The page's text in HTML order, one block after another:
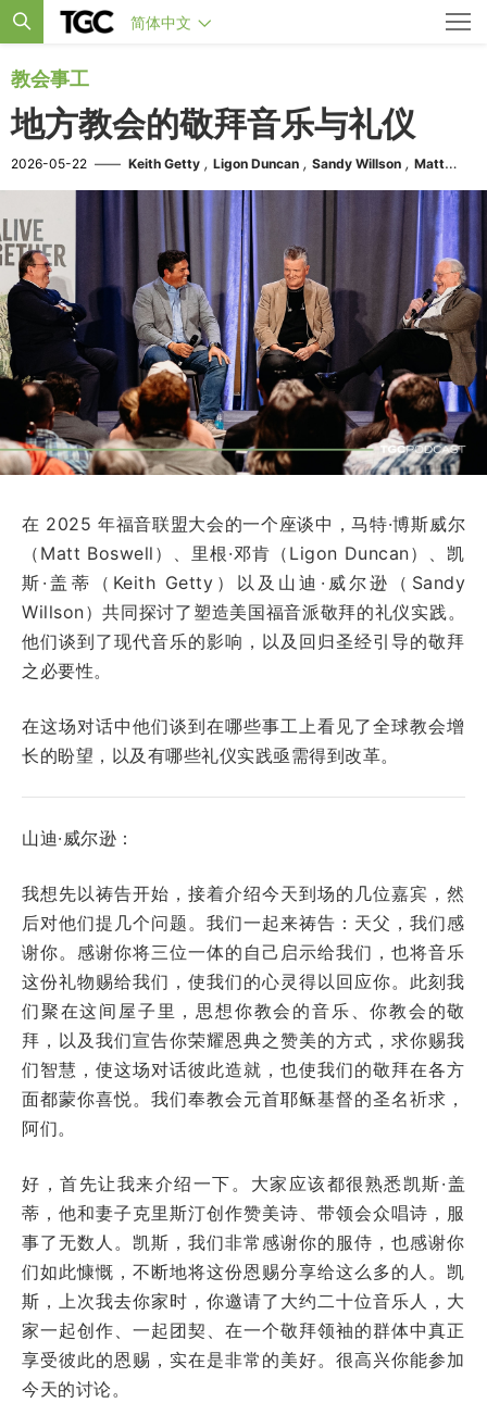
简体中文
教会事工
地方教会的敬拜音乐与礼仪
2026-05-22 —— Keith Getty , Ligon Duncan , Sandy Willson , Matt
在 2025 年福音联盟大会的一个座谈中，马特·博斯威尔
（Matt Boswell）、里根·邓肯（Ligon Duncan）、凯
斯·盖蒂（Keith Getty）以及山迪·威尔逊（Sandy
Willson）共同探讨了塑造美国福音派敬拜的礼仪实践。
他们谈到了现代音乐的影响，以及回归圣经引导的敬拜
之必要性。
在这场对话中他们谈到在哪些事工上看见了全球教会增
长的盼望，以及有哪些礼仪实践亟需得到改革。
山迪·威尔逊：
我想先以祷告开始，接着介绍今天到场的几位嘉宾，然
后对他们提几个问题。我们一起来祷告：天父，我们感
谢你。感谢你将三位一体的自己启示给我们，也将音乐
这份礼物赐给我们，使我们的心灵得以回应你。此刻我
们聚在这间屋子里，思想你教会的音乐、你教会的敬
拜，以及我们宣告你荣耀恩典之赞美的方式，求你赐我
们智慧，使这场对话彼此造就，也使我们的敬拜在各方
面都蒙你喜悦。我们奉教会元首耶稣基督的圣名祈求，
阿们。
好，首先让我来介绍一下。大家应该都很熟悉凯斯·盖
蒂，他和妻子克里斯汀创作赞美诗、带领会众唱诗，服
事了无数人。凯斯，我们非常感谢你的服侍，也感谢你
们如此慷慨，不断地将这份恩赐分享给这么多的人。凯
斯，上次我去你家时，你邀请了大约二十位音乐人，大
家一起创作、一起团契、在一个敬拜领袖的群体中真正
享受彼此的恩赐，实在是非常的美好。很高兴你能参加
今天的讨论。